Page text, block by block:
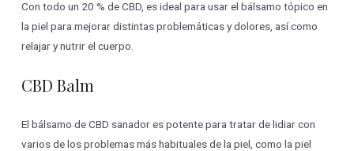
Con todo un 20 % de CBD, es ideal para usar el bálsamo tópico en
la piel para mejorar distintas problemáticas y dolores, así como
relajar y nutrir el cuerpo.
CBD Balm
El bálsamo de CBD sanador es potente para tratar de lidiar con
varios de los problemas más habituales de la piel, como la piel